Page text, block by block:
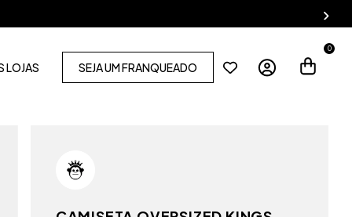
LOJAS SEJA UM FRANQUEADO
0